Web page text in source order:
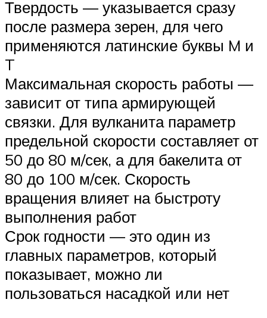
Твердость — указывается сразу
после размера зерен, для чего
применяются латинские буквы M и
T
Максимальная скорость работы —
зависит от типа армирующей
связки. Для вулканита параметр
предельной скорости составляет от
50 до 80 м/сек, а для бакелита от
80 до 100 м/сек. Скорость
вращения влияет на быстроту
выполнения работ
Срок годности — это один из
главных параметров, который
показывает, можно ли
пользоваться насадкой или нет